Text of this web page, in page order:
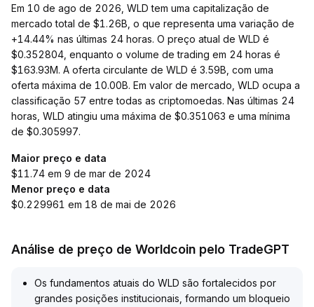
Em 10 de ago de 2026, WLD tem uma capitalização de
mercado total de $1.26B, o que representa uma variação de
+14.44% nas últimas 24 horas. O preço atual de WLD é
$0.352804, enquanto o volume de trading em 24 horas é
$163.93M. A oferta circulante de WLD é 3.59B, com uma
oferta máxima de 10.00B. Em valor de mercado, WLD ocupa a
classificação 57 entre todas as criptomoedas. Nas últimas 24
horas, WLD atingiu uma máxima de $0.351063 e uma mínima
de $0.305997.
Maior preço e data
$11.74 em 9 de mar de 2024
Menor preço e data
$0.229961 em 18 de mai de 2026
Análise de preço de Worldcoin pelo TradeGPT
Os fundamentos atuais do WLD são fortalecidos por
grandes posições institucionais, formando um bloqueio